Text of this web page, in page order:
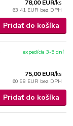
78,00 EUR/ks
63,41 EUR bez DPH
Pridať do košíka
75,00 EUR/ks
60,98 EUR bez DPH
expedícia 3-5 dní
Pridať do košíka